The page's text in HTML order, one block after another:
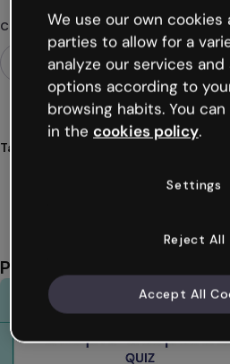
Cerchi qualcosa di diverso?
Tags
Potrebbe piacerti anche
We use our own
parties to allow for a
analyze our services
options according to
browsing habits. You
in the cookies policy.
Settings
Reject All
Accept All